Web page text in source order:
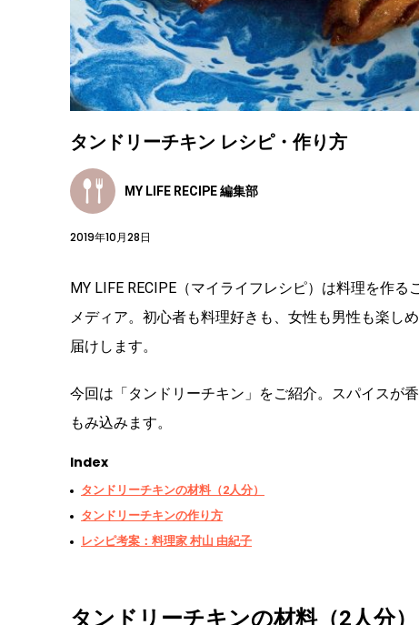
タンドリーチキン レシピ・作り方
MY LIFE RECIPE 編集部
2019年10月28日
MY LIFE RECIPE（マイライフレシピ）は料理を作
メディア。初心者も料理好きも、女性も男性も楽し
届けします。
今回は「タンドリーチキン」をご紹介。スパイスが
もみ込みます。
Index
タンドリーチキンの材料（2人分）
タンドリーチキンの作り方
レシピ考案：料理家 村山 由紀子
タンドリーチキンの材料（2人分）